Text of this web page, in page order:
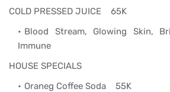
COLD PRESSED JUICE 65K
Blood Stream, Glowing Skin,
Immune
HOUSE SPECIALS
Oraneg Coffee Soda 55K